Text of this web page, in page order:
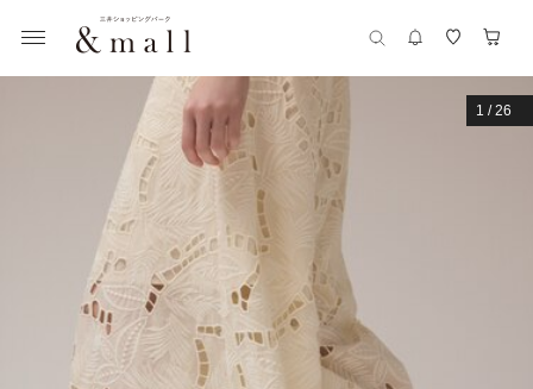
1 /26